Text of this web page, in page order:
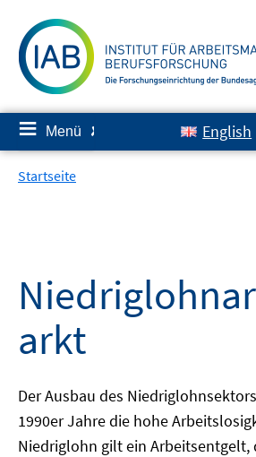
zum
Inhalt
≡ Menü ✘ English
Startseite
arkt
Der Ausbau des
1990er Jahre die hohe
Niedriglohn gilt ein Arbeitsentgelt,